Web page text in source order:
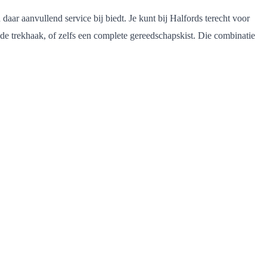
aanvullend service bij biedt. Je kunt bij Halfords terecht voor
trekhaak, of zelfs een complete gereedschapskist. Die combinatie